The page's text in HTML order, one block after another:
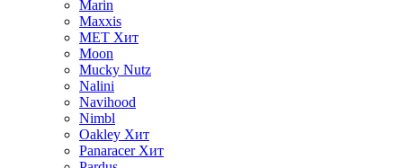
Marin
Maxxis
MET Хит
Moon
Mucky Nutz
Nalini
Navihood
Nimbl
Oakley Хит
Panaracer Хит